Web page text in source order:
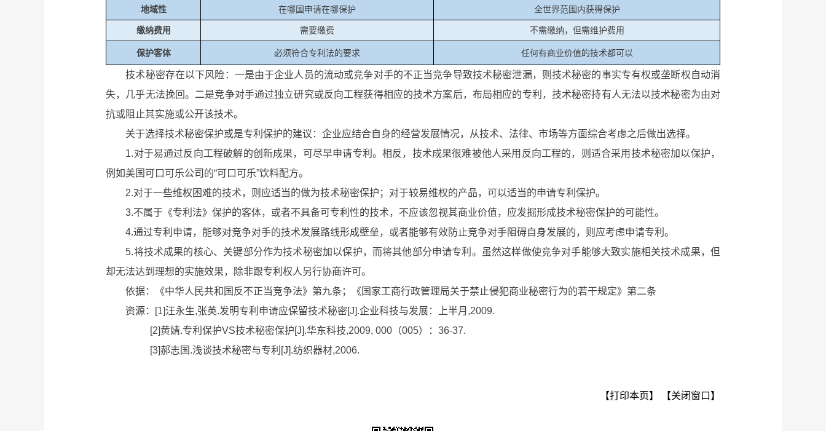
地域性 在哪国申请在哪保护 全世界范围内获得保护
缴纳费用 需要缴费 不需缴纳，但需维护费用
保护客体 必须符合专利法的要求 任何有商业价值的技术都可以
技术秘密存在以下风险：一是由于企业人员的流动或竞争对手的不正当竞争导致技术秘密泄漏，则技术秘密的事实专有权或垄断权自动消
失，几乎无法挽回。二是竞争对手通过独立研究或反向工程获得相应的技术方案后，布局相应的专利，技术秘密持有人无法以技术秘密为由对
抗或阻止其实施或公开该技术。
关于选择技术秘密保护或是专利保护的建议：企业应结合自身的经营发展情况，从技术、法律、市场等方面综合考虑之后做出选择。
1.对于易通过反向工程破解的创新成果，可尽早申请专利。相反，技术成果很难被他人采用反向工程的，则适合采用技术秘密加以保护，
例如美国可口可乐公司的“可口可乐”饮料配方。
2.对于一些维权困难的技术，则应适当的做为技术秘密保护；对于较易维权的产品，可以适当的申请专利保护。
3.不属于《专利法》保护的客体，或者不具备可专利性的技术，不应该忽视其商业价值，应发掘形成技术秘密保护的可能性。
4.通过专利申请，能够对竞争对手的技术发展路线形成壁垒，或者能够有效防止竞争对手阻碍自身发展的，则应考虑申请专利。
5.将技术成果的核心、关键部分作为技术秘密加以保护，而将其他部分申请专利。虽然这样做使竞争对手能够大致实施相关技术成果，但
却无法达到理想的实施效果，除非跟专利权人另行协商许可。
依据：《中华人民共和国反不正当竞争法》第九条；《国家工商行政管理局关于禁止侵犯商业秘密行为的若干规定》第二条
资源：[1]汪永生,张英.发明专利申请应保留技术秘密[J].企业科技与发展：上半月,2009.
[2]黄婧.专利保护VS技术秘密保护[J].华东科技,2009, 000（005）：36-37.
[3]郝志国.浅谈技术秘密与专利[J].纺织器材,2006.
【打印本页】 【关闭窗口】